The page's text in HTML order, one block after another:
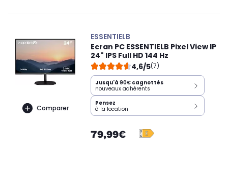
Comparer
ESSENTIELB
Ecran PC ESSENTIELB Pixel View IP
24" IPS Full HD 144 Hz
4,6/5(7)
Jusqu'à 90€ cagnottés
nouveaux adhérents
Pensez
à la location
79,99€